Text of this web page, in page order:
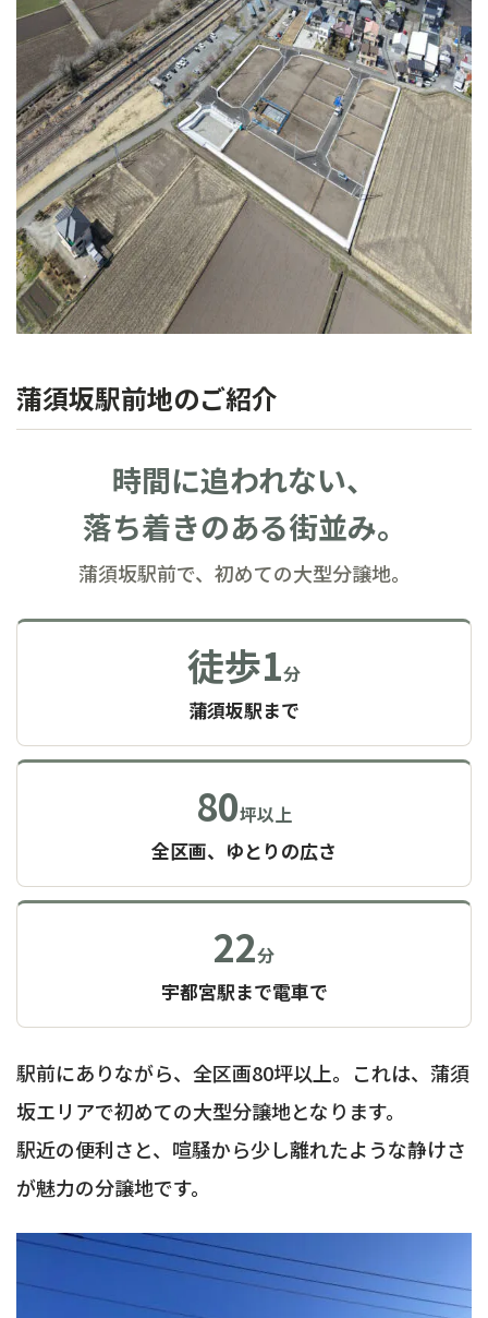
蒲須坂駅前地のご紹介
時間に追われない、
落ち着きのある街並み。
蒲須坂駅前で、初めての大型分譲地。
徒歩1分
蒲須坂駅まで
80坪以上
全区画、ゆとりの広さ
22分
宇都宮駅まで電車で
駅前にありながら、全区画80坪以上。これは、蒲須
坂エリアで初めての大型分譲地となります。
駅近の便利さと、喧騒から少し離れたような静けさ
が魅力の分譲地です。